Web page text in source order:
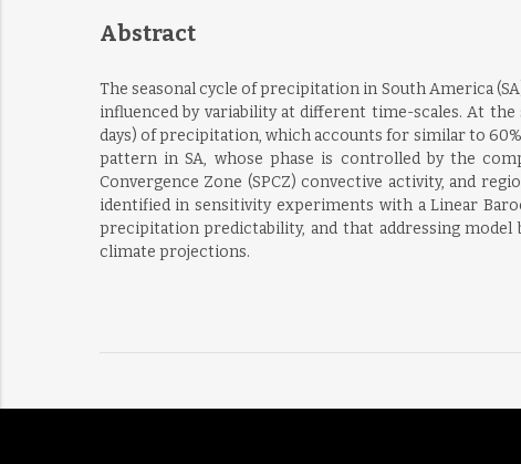
Abstract
The seasonal cycle of precipitation in South America
influenced by variability at different time-scales. At
days) of precipitation, which accounts for similar to
pattern in SA, whose phase is controlled by the
Convergence Zone (SPCZ) convective activity, and
identified in sensitivity experiments with a Linear
precipitation predictability, and that addressing
climate projections.